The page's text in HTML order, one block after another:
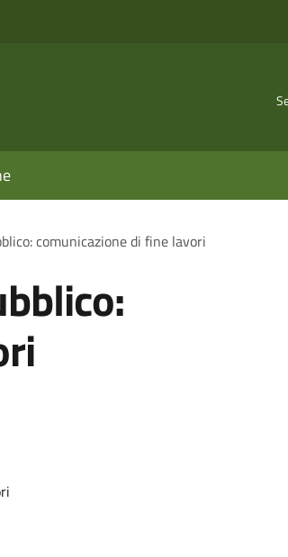
comunicazione di fine lavori